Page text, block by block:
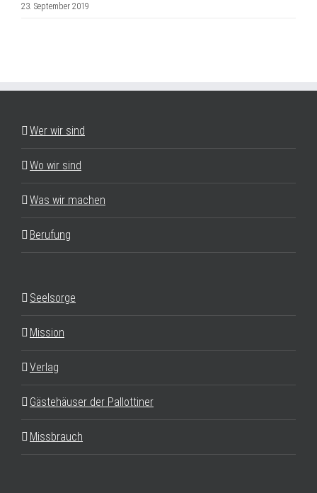
23. September 2019
Wer wir sind
Wo wir sind
Was wir machen
Berufung
Seelsorge
Mission
Verlag
Gästehäuser der Pallottiner
Missbrauch